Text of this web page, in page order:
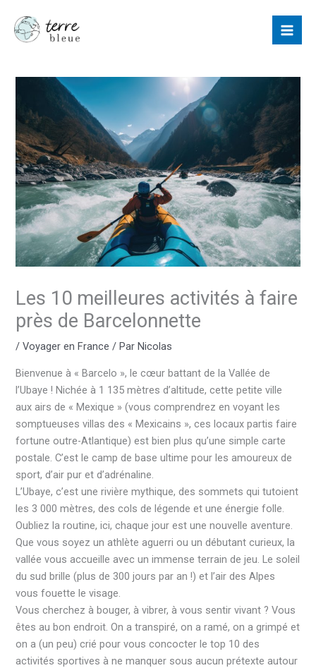
contenu
Les 10 meilleures activités à faire
près de Barcelonnette
/Voyager en France / ParNicolas
Bienvenue à « Barcelo », le cœur battant de la Vallée de
l’Ubaye ! Nichée à 1 135 mètres d’altitude, cette petite ville
aux airs de « Mexique » (vous comprendrez en voyant les
somptueuses villas des « Mexicains », ces locaux partis faire
fortune outre-Atlantique) est bien plus qu’une simple carte
postale. C’est le camp de base ultime pour les amoureux de
sport, d’air pur et d’adrénaline.
L’Ubaye, c’est une rivière mythique, des sommets qui tutoient
les 3 000 mètres, des cols de légende et une énergie folle.
Oubliez la routine, ici, chaque jour est une nouvelle aventure.
Que vous soyez un athlète aguerri ou un débutant curieux, la
vallée vous accueille avec un immense terrain de jeu. Le soleil
du sud brille (plus de 300 jours par an !) et l’air des Alpes
vous fouette le visage.
Vous cherchez à bouger, à vibrer, à vous sentir vivant ? Vous
êtes au bon endroit. On a transpiré, on a ramé, on a grimpé et
on a (un peu) crié pour vous concocter le top 10 des
activités sportives à ne manquer sous aucun prétexte autour